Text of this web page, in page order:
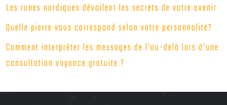
Les runes nordiques dévoilent les secrets de votre avenir
Quelle pierre vous correspond selon votre personnalité?
Comment interpréter les messages de l’au-delà lors d’une
consultation voyance gratuite ?